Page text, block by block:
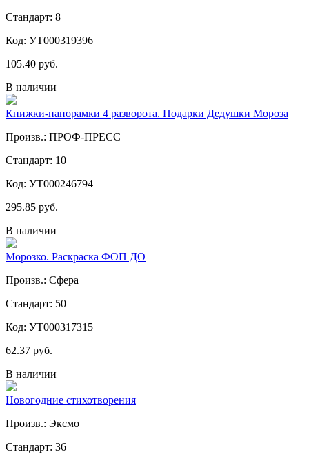
Стандарт: 8
Код: УТ000319396
105.40 руб.
В наличии
Книжки-панорамки 4 разворота. Подарки Дедушки Мороза
Произв.: ПРОФ-ПРЕСС
Стандарт: 10
Код: УТ000246794
295.85 руб.
В наличии
Морозко. Раскраска ФОП ДО
Произв.: Сфера
Стандарт: 50
Код: УТ000317315
62.37 руб.
В наличии
Новогодние стихотворения
Произв.: Эксмо
Стандарт: 36